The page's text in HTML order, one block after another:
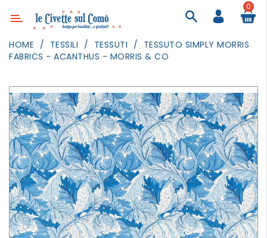
Categoria
ARREDAMENTO
TESSILI
DECORANDO
LE
PARETI
GIOCHI
GESTI
QUOTIDIANI
FESTE
E
0
HOME TESSILI TESSUTI
TESSUTO SIMPLY MORRIS
FABRICS - ACANTHUS - MORRIS & CO